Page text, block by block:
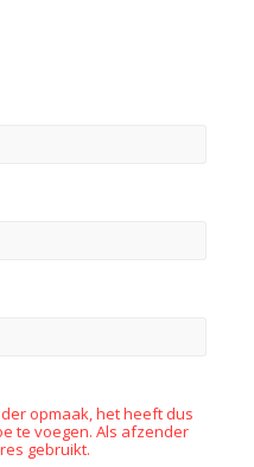
opmaak, het heeft dus
te voegen. Als afzender
gebruikt.